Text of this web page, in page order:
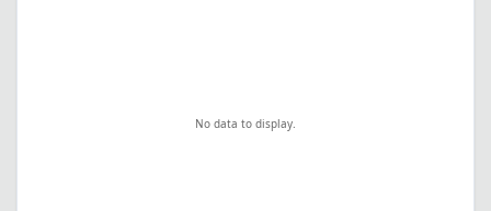
No data to display.